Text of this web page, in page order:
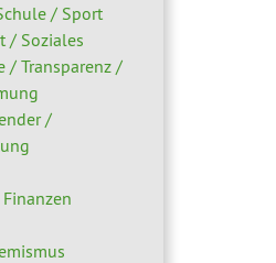
/ Sport
/ Soziales
/ Transparenz /
/